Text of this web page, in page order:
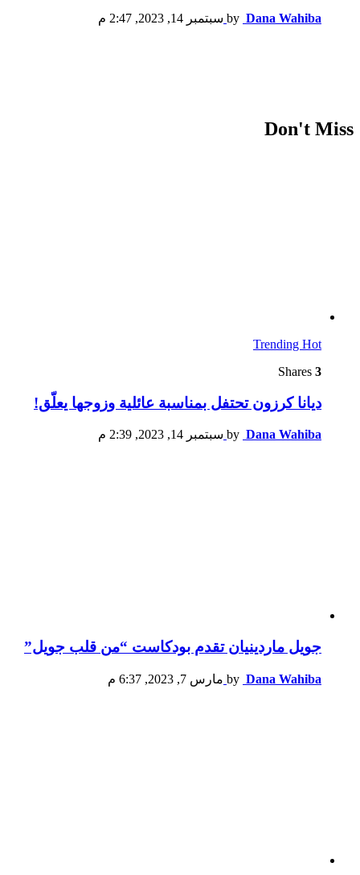
by Dana Wahiba سبتمبر 14, 2023, 2:47 م
Don't Miss
Trending Hot
3
ديانا كرزون تحتفل بمناسبة عائلية وزوجها يعلّق!
by Dana Wahiba سبتمبر 14, 2023, 2:39 م
جويل ماردينيان تقدم بودكاست “من قلب جويل”
by Dana Wahiba مارس 7, 2023, 6:37 م